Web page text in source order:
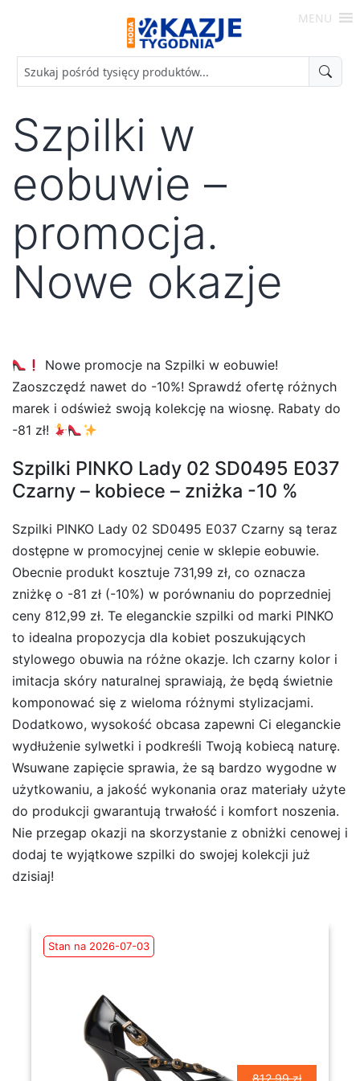
Moda
-
Okazje
MENU
Szpilki w
eobuwie –
promocja.
Nowe okazje
Nowe promocje na Szpilki w eobuwie!
Zaoszczędź nawet do -10%! Sprawdź ofertę różnych
marek i odśwież swoją kolekcję na wiosnę. Rabaty do
-81 zł!
Szpilki PINKO Lady 02 SD0495 E037
Czarny – kobiece – zniżka -10 %
Szpilki PINKO Lady 02 SD0495 E037 Czarny są teraz
dostępne w promocyjnej cenie w sklepie eobuwie.
Obecnie produkt kosztuje 731,99 zł, co oznacza
zniżkę o -81 zł (-10%) w porównaniu do poprzedniej
ceny 812,99 zł. Te eleganckie szpilki od marki PINKO
to idealna propozycja dla kobiet poszukujących
stylowego obuwia na różne okazje. Ich czarny kolor i
imitacja skóry naturalnej sprawiają, że będą świetnie
komponować się z wieloma różnymi stylizacjami.
Dodatkowo, wysokość obcasa zapewni Ci eleganckie
wydłużenie sylwetki i podkreśli Twoją kobiecą naturę.
Wsuwane zapięcie sprawia, że są bardzo wygodne w
użytkowaniu, a jakość wykonania oraz materiały użyte
do produkcji gwarantują trwałość i komfort noszenia.
Nie przegap okazji na skorzystanie z obniżki cenowej i
dodaj te wyjątkowe szpilki do swojej kolekcji już
dzisiaj!
Stan na 2026-07-03
812.99 zł